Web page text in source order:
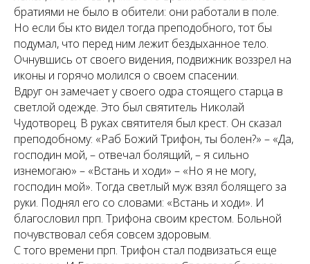
братиями не было в обители: они работали в поле.
Но если бы кто видел тогда преподобного, тот бы
подумал, что перед ним лежит бездыханное тело.
Очнувшись от своего видения, подвижник воззрел на
иконы и горячо молился о своем спасении.
Вдруг он замечает у своего одра стоящего старца в
светлой одежде. Это был святитель Николай
Чудотворец. В руках святителя был крест. Он сказал
преподобному: «Раб Божий Трифон, ты болен?» – «Да,
господин мой, – отвечал болящий, – я сильно
изнемогаю» – «Встань и ходи» – «Но я не могу,
господин мой». Тогда светлый муж взял болящего за
руки. Поднял его со словами: «Встань и ходи». И
благословил прп. Трифона своим крестом. Больной
почувствовал себя совсем здоровым.
С того времени прп. Трифон стал подвизаться еще